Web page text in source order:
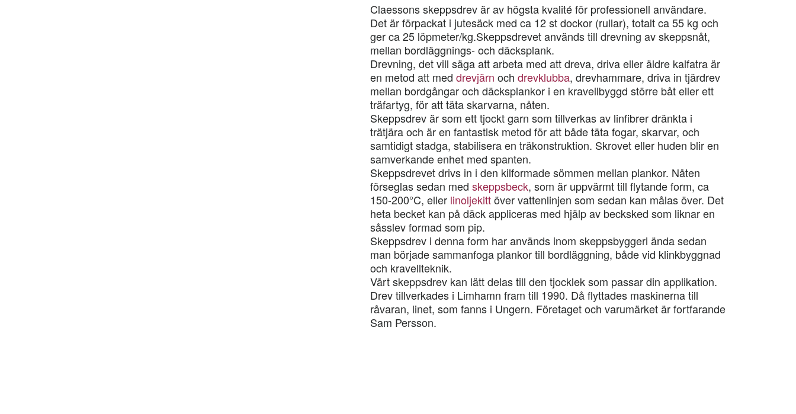
Claessons skeppsdrev är av högsta kvalité för professionell användare.
Det är förpackat i jutesäck med ca 12 st dockor (rullar), totalt ca 55 kg och
ger ca 25 löpmeter/kg.Skeppsdrevet används till drevning av skeppsnåt,
mellan bordläggnings- och däcksplank.
Drevning, det vill säga att arbeta med att dreva, driva eller äldre kalfatra är
en metod att med drevjärn och drevklubba, drevhammare, driva in tjärdrev
mellan bordgångar och däcksplankor i en kravellbyggd större båt eller ett
träfartyg, för att täta skarvarna, nåten.
Skeppsdrev är som ett tjockt garn som tillverkas av linfibrer dränkta i
trätjära och är en fantastisk metod för att både täta fogar, skarvar, och
samtidigt stadga, stabilisera en träkonstruktion. Skrovet eller huden blir en
samverkande enhet med spanten.
Skeppsdrevet drivs in i den kilformade sömmen mellan plankor. Nåten
förseglas sedan med skeppsbeck, som är uppvärmt till flytande form, ca
150-200°C, eller linoljekittöver vattenlinjen som sedan kan målas över. Det
heta becket kan på däck appliceras med hjälp av becksked som liknar en
såsslev formad som pip.
Skeppsdrev i denna form har används inom skeppsbyggeri ända sedan
man började sammanfoga plankor till bordläggning, både vid klinkbyggnad
och kravellteknik.
Vårt skeppsdrev kan lätt delas till den tjocklek som passar din applikation.
Drev tillverkades i Limhamn fram till 1990. Då flyttades maskinerna till
råvaran, linet, som fanns i Ungern. Företaget och varumärket är fortfarande
Sam Persson.